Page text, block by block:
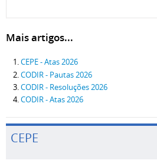
Mais artigos...
CEPE - Atas 2026
CODIR - Pautas 2026
CODIR - Resoluções 2026
CODIR - Atas 2026
CEPE